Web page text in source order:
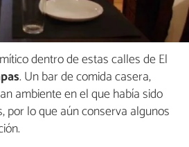
dentro de estas calles de El
. Un bar de comida casera,
ambiente en el que había sido
por lo que aún conserva algunos